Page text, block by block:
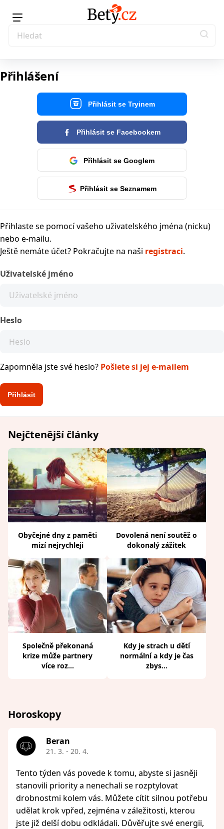
Přihlášení
Přihlásit se Tryinem
Přihlásit se Facebookem
Přihlásit se Googlem
Přihlásit se Seznamem
Přihlaste se pomocí vašeho uživatelského jména (nicku)
nebo e-mailu.
Ještě nemáte účet? Pokračujte na naši registraci.
Uživatelské jméno
Heslo
Zapomněla jste své heslo? Pošlete si jej e-mailem
Nejčtenější články
Obyčejné dny z paměti
mizí nejrychleji
Dovolená není soutěž o
dokonalý zážitek
Společně překonaná
krize může partnery
více roz...
Kdy je strach u dětí
normální a kdy je čas
zbys...
Horoskopy
Beran
21. 3. - 20. 4.
Tento týden vás povede k tomu, abyste si jasněji
stanovili priority a nenechali se rozptylovat
drobnostmi kolem vás. Můžete cítit silnou potřebu
udělat krok vpřed, zejména v záležitosti, kterou
jste již delší dobu odkládali. Důvěřujte své energii,